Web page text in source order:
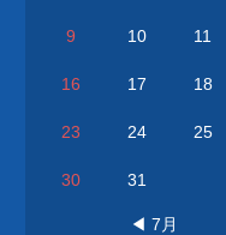
9 10 11
16 17 18
23 24 25
30 31
◀ 7月